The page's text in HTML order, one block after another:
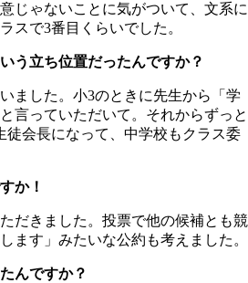
じゃないことに気がついて、文系に
スで3番目くらいでした。
立ち位置だったんですか？
ました。小3のときに先生から「学
言っていただいて。それからずっと
徒会長になって、中学校もクラス委
か！
だきました。投票で他の候補とも競
ます」みたいな公約も考えました。
んですか？